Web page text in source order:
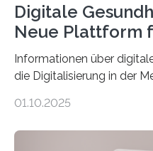
Digitale
Neue Plattform
Informationen über
die Digitalisierung in der
seriösen und
01.10.2025